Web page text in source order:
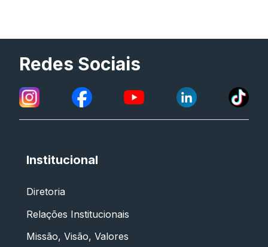
Redes Sociais
Institucional
Diretoria
Relações Institucionais
Missão, Visão, Valores